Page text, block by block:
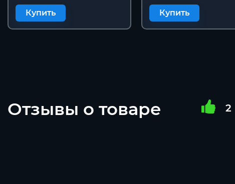
Купить Купить
Отзывы о товаре 2